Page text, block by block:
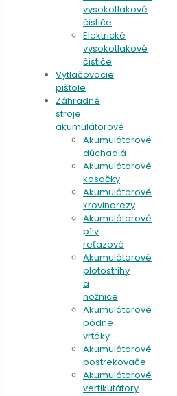
vysokotlakové
čističe
Elektrické
vysokotlakové
čističe
Vytlačovacie
pištole
Záhradné
stroje
akumulátorové
Akumulátorové
dúchadlá
Akumulátorové
kosačky
Akumulátorové
krovinorezy
Akumulátorové
píly
reťazové
Akumulátorové
plotostrihy
a
nožnice
Akumulátorové
pôdne
vrtáky
Akumulátorové
postrekovače
Akumulátorové
vertikutátory